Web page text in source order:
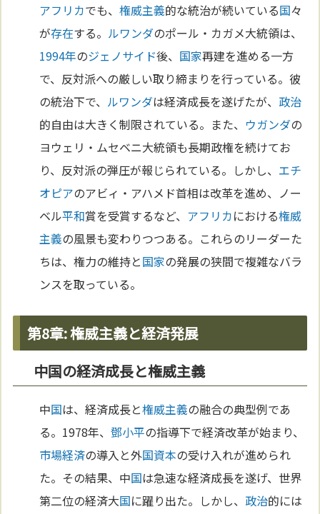
アフリカでも、権威主義的な統治が続いている国々
が存在する。 ルワンダのポール・カガメ大統領は、
1994年のジェノサイド後、 国家再建を進める一方
で、反対派への厳しい取り締まりを行っている。彼
の統治下で、 ルワンダは経済成長を遂げたが、 政治
的自由は大きく制限されている。また、 ウガンダの
ヨウェリ・ムセベニ大統領も長期政権を続けてお
り、反対派の弾圧が報じられている。しかし、 エチ
オピアのアビィ・アハメド首相は改革を進め、ノー
ベル平和賞を受賞するなど、 アフリカにおける権威
主義の風景も変わりつつある。これらのリーダーた
ちは、権力の維持と国家の発展の狭間で複雑なバラ
ンスを取っている。
第8章: 権威主義と経済発展
中国の経済成長と権威主義
中国は、経済成長と権威主義の融合の典型例であ
る。1978年、鄧小平の指導下で経済改革が始まり、
市場経済の導入と外国資本の受け入れが進められ
た。その結果、中国は急速な経済成長を遂げ、世界
第二位の経済大国に躍り出た。しかし、 政治的には